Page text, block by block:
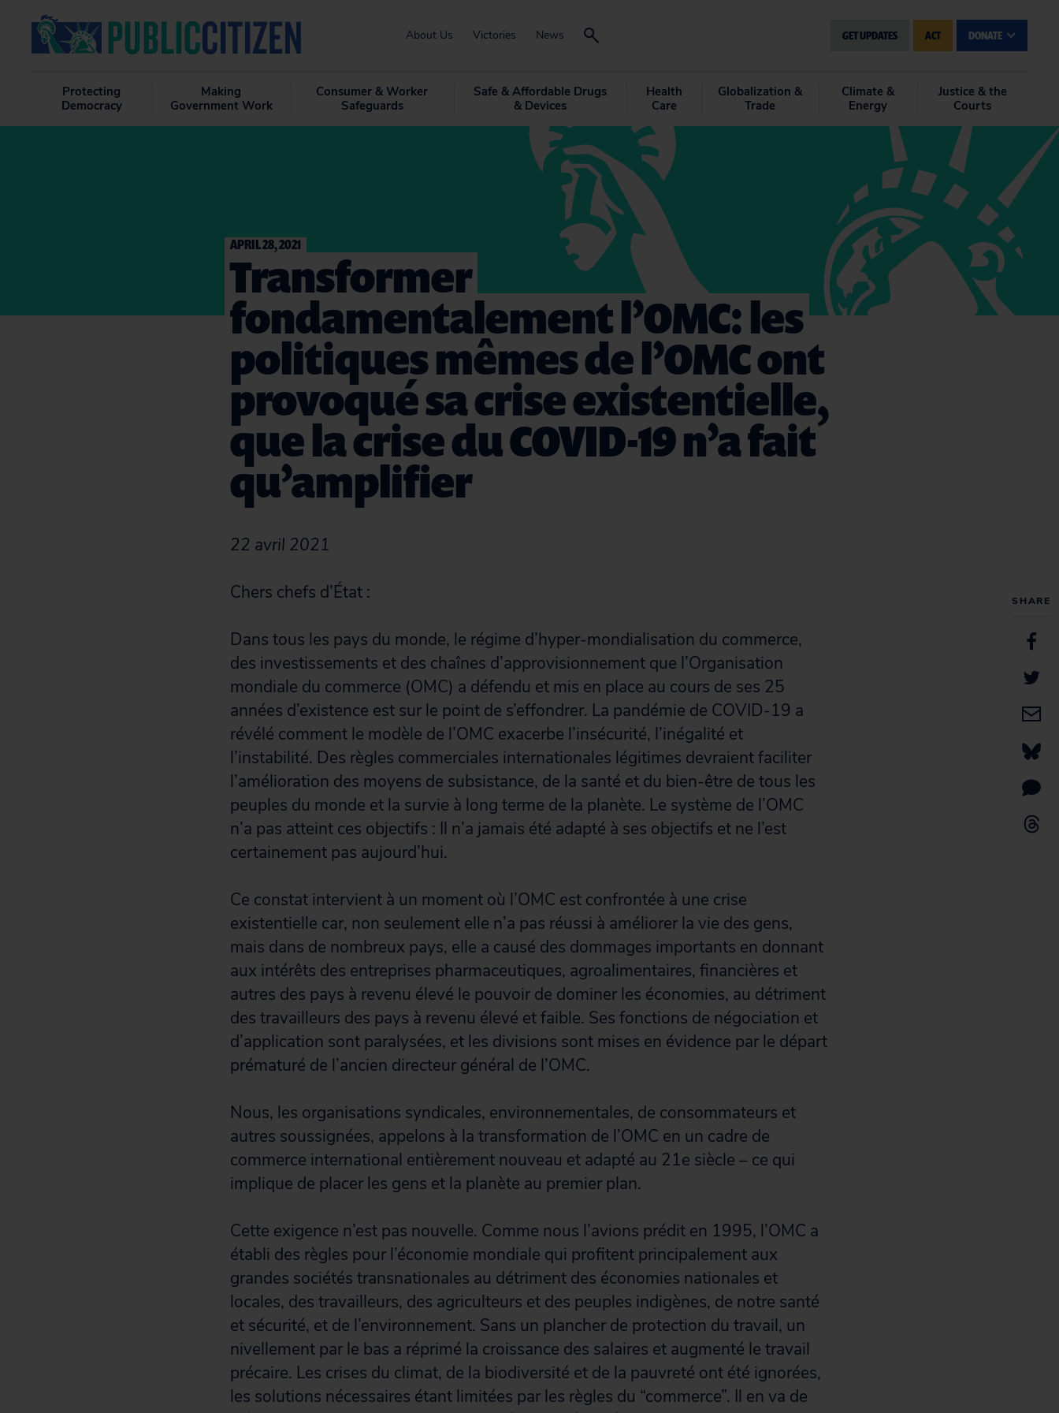
About Us Victories News GET UPDATES ACT DONATE
Protecting
Democracy
Making
Government Work
Consumer & Worker
Safeguards
Safe & Affordable Drugs
& Devices
Health
Care
Globalization &
Trade
Climate &
Energy
Justice & the
Courts
SHARE
APRIL 28, 2021
Transformer
fondamentalement l’OMC: les
politiques mêmes de l’OMC ont
provoqué sa crise existentielle,
que la crise du COVID-19 n’a fait
qu’amplifier
22 avril 2021
Chers chefs d’État :
Dans tous les pays du monde, le régime d’hyper-mondialisation du commerce,
des investissements et des chaînes d’approvisionnement que l’Organisation
mondiale du commerce (OMC) a défendu et mis en place au cours de ses 25
années d’existence est sur le point de s’effondrer. La pandémie de COVID-19 a
révélé comment le modèle de l’OMC exacerbe l’insécurité, l’inégalité et
l’instabilité. Des règles commerciales internationales légitimes devraient faciliter
l’amélioration des moyens de subsistance, de la santé et du bien-être de tous les
peuples du monde et la survie à long terme de la planète. Le système de l’OMC
n’a pas atteint ces objectifs : Il n’a jamais été adapté à ses objectifs et ne l’est
certainement pas aujourd’hui.
Ce constat intervient à un moment où l’OMC est confrontée à une crise
existentielle car, non seulement elle n’a pas réussi à améliorer la vie des gens,
mais dans de nombreux pays, elle a causé des dommages importants en donnant
aux intérêts des entreprises pharmaceutiques, agroalimentaires, financières et
autres des pays à revenu élevé le pouvoir de dominer les économies, au détriment
des travailleurs des pays à revenu élevé et faible. Ses fonctions de négociation et
d’application sont paralysées, et les divisions sont mises en évidence par le départ
prématuré de l’ancien directeur général de l’OMC.
Nous, les organisations syndicales, environnementales, de consommateurs et
autres soussignées, appelons à la transformation de l’OMC en un cadre de
commerce international entièrement nouveau et adapté au 21e siècle – ce qui
implique de placer les gens et la planète au premier plan.
Cette exigence n’est pas nouvelle. Comme nous l’avions prédit en 1995, l’OMC a
établi des règles pour l’économie mondiale qui profitent principalement aux
grandes sociétés transnationales au détriment des économies nationales et
locales, des travailleurs, des agriculteurs et des peuples indigènes, de notre santé
et sécurité, et de l’environnement. Sans un plancher de protection du travail, un
nivellement par le bas a réprimé la croissance des salaires et augmenté le travail
précaire. Les crises du climat, de la biodiversité et de la pauvreté ont été ignorées,
les solutions nécessaires étant limitées par les règles du “commerce”. Il en va de